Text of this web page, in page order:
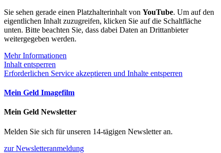
Sie sehen gerade einen Platzhalterinhalt von YouTube. Um auf den
eigentlichen Inhalt zuzugreifen, klicken Sie auf die Schaltfläche
unten. Bitte beachten Sie, dass dabei Daten an Drittanbieter
weitergegeben werden.
Mehr Informationen
Inhalt entsperren
Erforderlichen Service akzeptieren und Inhalte entsperren
Mein Geld Imagefilm
Mein Geld Newsletter
Melden Sie sich für unseren 14-tägigen Newsletter an.
zur Newsletteranmeldung